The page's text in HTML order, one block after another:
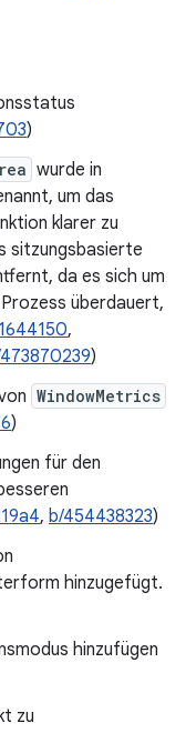
)
wurde in
um das
klarer zu
sitzungsbasierte
da es sich um
überdauert,
,
)
WindowMetrics
)
für den
, b/454438323)
hinzugefügt.
hinzufügen
zu